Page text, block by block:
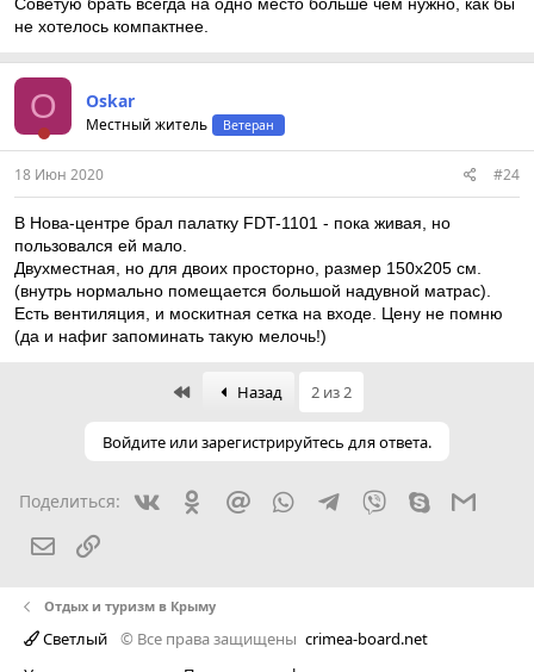
не хотелось компактнее.
O Oskar
Местный житель Ветеран
18 Июн 2020 #24
В Нова-центре брал палатку FDT-1101 - пока живая, но
пользовался ей мало.
Двухместная, но для двоих просторно, размер 150х205 см.
(внутрь нормально помещается большой надувной матрас).
Есть вентиляция, и москитная сетка на входе. Цену не помню
(да и нафиг запоминать такую мелочь!)
First Назад 2 из 2
Войдите или зарегистрируйтесь для ответа.
Поделиться: ВконтактеОдноклассники
Mail.ru WhatsAppTelegram
Viber SkypeGmail
Электронная почта
Отдых и туризм в Крыму
Светлый © Все права защищены crimea-board.net